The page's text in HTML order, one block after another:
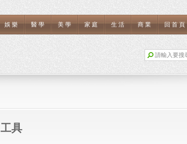
娛樂 醫學 美學 家庭 生活 商業 回首頁
工具